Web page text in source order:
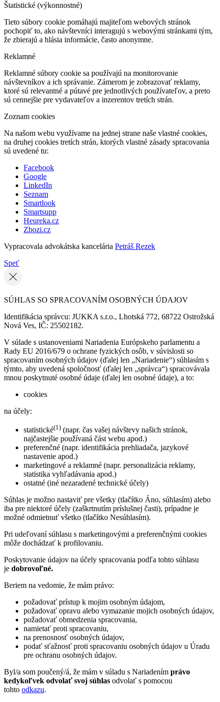
Štatistické (výkonnostné)
Tieto súbory cookie pomáhajú majiteľom webových stránok
pochopiť to, ako návštevníci interagujú s webovými stránkami tým,
že zbierajú a hlásia informácie, často anonymne.
Reklamné
Reklamné súbory cookie sa používajú na monitorovanie
návštevníkov a ich správanie. Zámerom je zobrazovať reklamy,
ktoré sú relevantné a pútavé pre jednotlivých používateľov, a preto
sú cennejšie pre vydavateľov a inzerentov tretích strán.
Zoznam cookies
Na našom webu využívame na jednej strane naše vlastné cookies,
na druhej cookies tretích strán, ktorých vlastné zásady spracovania
sú uvedené tu:
Facebook
Google
LinkedIn
Seznam
Smartlook
Smartsupp
Heureka.cz
Zbozi.cz
Vypracovala advokátska kancelária Petráš Rezek
Speť
SÚHLAS SO SPRACOVANÍM OSOBNÝCH ÚDAJOV
Identifikácia správcu: JUKKA s.r.o., Lhotská 772, 68722 Ostrožská
Nová Ves, IČ: 25502182.
V súlade s ustanoveniami Nariadenia Európskeho parlamentu a
Rady EU 2016/679 o ochrane fyzických osôb, v súvislosti so
spracovaním osobných údajov (ďalej len „Nariadenie“) súhlasím s
týmto, aby uvedená spoločnosť (ďalej len „správca“) spracovávala
mnou poskytnuté osobné údaje (ďalej len osobné údaje), a to:
cookies
na účely:
statistické(1) (napr. čas vašej návštevy našich stránok,
najčastejšie používaná část webu apod.)
preferenčné (napr. identifikácia prehliadača, jazykové
nastavenie apod.)
marketingové a reklamné (napr. personalizácia reklamy,
statistika vyhľadávania apod.)
ostatné (iné nezaradené technické účely)
Súhlas je možno nastaviť pre všetky (tlačítko Áno, súhlasím) alebo
iba pre niektoré účely (zaškrtnutím príslušnej časti), prípadne je
možné odmietnuť všetko (tlačítko Nesúhlasím).
Pri udeľovaní súhlasu s marketingovými a preferenčnými cookies
môže dochádzať k profilovaniu.
Poskytovanie údajov na účely spracovania podľa tohto súhlasu
je dobrovoľné.
Beriem na vedomie, že mám právo:
požadovať prístup k mojim osobným údajom,
požadovať opravu alebo vymazanie mojich osobných údajov,
požadovať obmedzenia spracovania,
namietať proti spracovaniu,
na prenosnosť osobných údajov,
podať sťažnosť proti spracovaniu osobných údajov u Úradu
pre ochranu osobných údajov.
Byl/a som poučený/á, že mám v súladu s Nariadením právo
kedykoľvek odvolať svoj súhlas odvolať s pomocou
tohto odkazu.